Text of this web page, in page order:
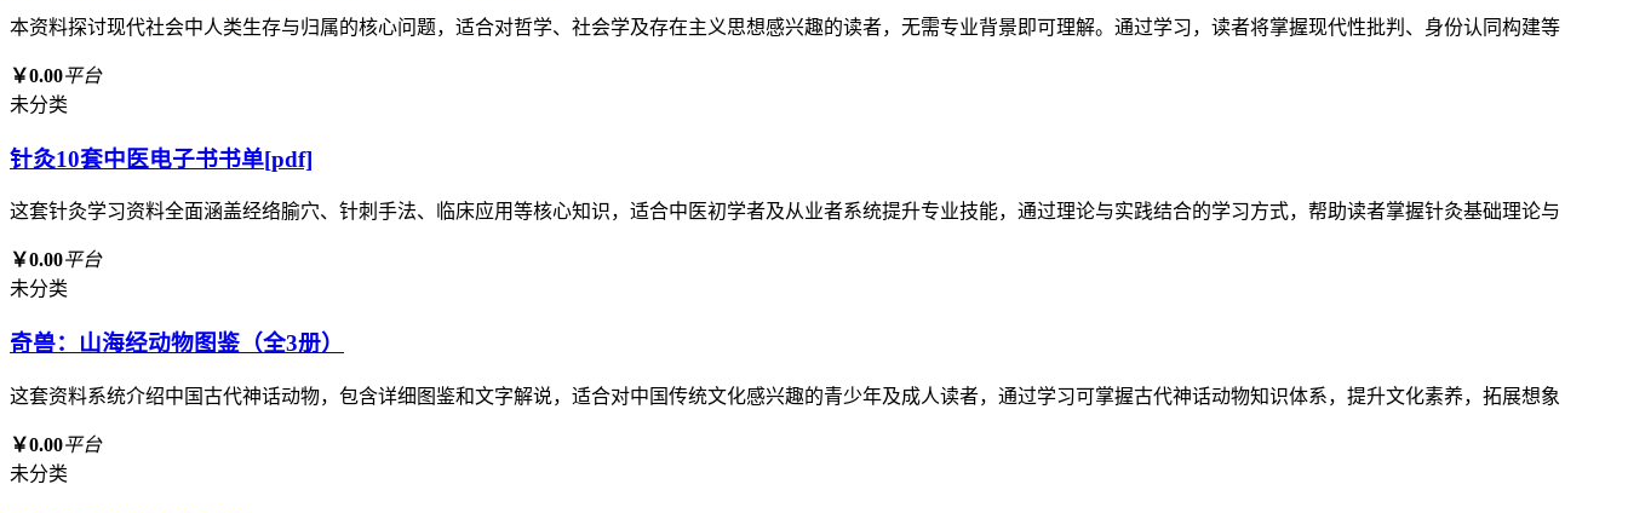
本资料探讨现代社会中人类生存与归属的核心问题，适合对哲学、社会学及存在主义思想感兴趣的读者，无需专业背景即可理解。通过学习，读者将掌握现代性批判、身份认同构建等
￥0.00平台
未分类
针灸10套中医电子书书单[pdf]
这套针灸学习资料全面涵盖经络腧穴、针刺手法、临床应用等核心知识，适合中医初学者及从业者系统提升专业技能，通过理论与实践结合的学习方式，帮助读者掌握针灸基础理论与
￥0.00平台
未分类
奇兽：山海经动物图鉴（全3册）
这套资料系统介绍中国古代神话动物，包含详细图鉴和文字解说，适合对中国传统文化感兴趣的青少年及成人读者，通过学习可掌握古代神话动物知识体系，提升文化素养，拓展想象
￥0.00平台
未分类